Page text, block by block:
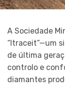
A Sociedade
“Itraceit”—um
de última
controlo e
diamantes